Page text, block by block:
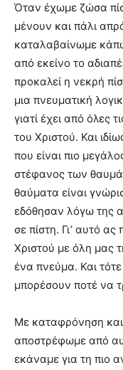
Όταν έχωμε ζώσα
μένουν και πάλι
καταλαβαίνωμε
από εκείνο το
προκαλεί η νεκρή
μια πνευματική
γιατί έχει από όλες
του Χριστού. Και
που είναι πιο
στέφανος των
θαύματα είναι
εδόθησαν λόγω της
σε πίστη. Γι’ αυτό
Χριστού με όλη μας
ένα πνεύμα. Και
μπορέσουν ποτέ να
Με καταφρόνηση
αποστρέφωμε από
εκάναμε για τη πιο